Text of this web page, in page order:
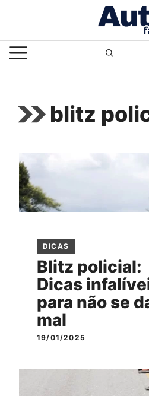
o
conteúdoMENU
blitz
DICAS
Blitz policial:
Dicas
para não se
mal
19/01/2025